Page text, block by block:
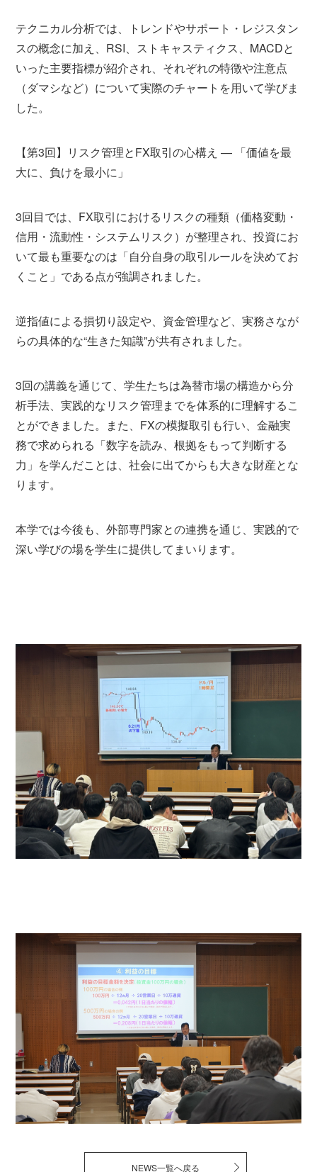
テクニカル分析では、トレンドやサポート・レジスタン
スの概念に加え、RSI、ストキャスティクス、MACDと
いった主要指標が紹介され、それぞれの特徴や注意点
（ダマシなど）について実際のチャートを用いて学びま
した。
【第3回】リスク管理とFX取引の心構え — 「価値を最
大に、負けを最小に」
3回目では、FX取引におけるリスクの種類（価格変動・
信用・流動性・システムリスク）が整理され、投資にお
いて最も重要なのは「自分自身の取引ルールを決めてお
くこと」である点が強調されました。
逆指値による損切り設定や、資金管理など、実務さなが
らの具体的な“生きた知識”が共有されました。
3回の講義を通じて、学生たちは為替市場の構造から分
析手法、実践的なリスク管理までを体系的に理解するこ
とができました。また、FXの模擬取引も行い、金融実
務で求められる「数字を読み、根拠をもって判断する
力」を学んだことは、社会に出てからも大きな財産とな
ります。
本学では今後も、外部専門家との連携を通じ、実践的で
深い学びの場を学生に提供してまいります。
NEWS一覧へ戻る